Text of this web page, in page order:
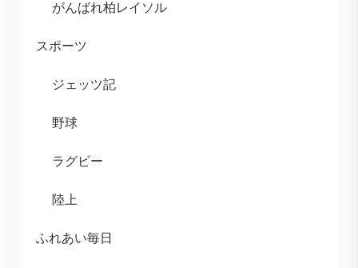
がんばれ柏レイソル
スポーツ
ジェッツ記
野球
ラグビー
陸上
ふれあい毎日